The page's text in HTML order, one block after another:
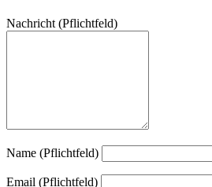
Nachricht (Pflichtfeld)
Name (Pflichtfeld)
Email (Pflichtfeld)